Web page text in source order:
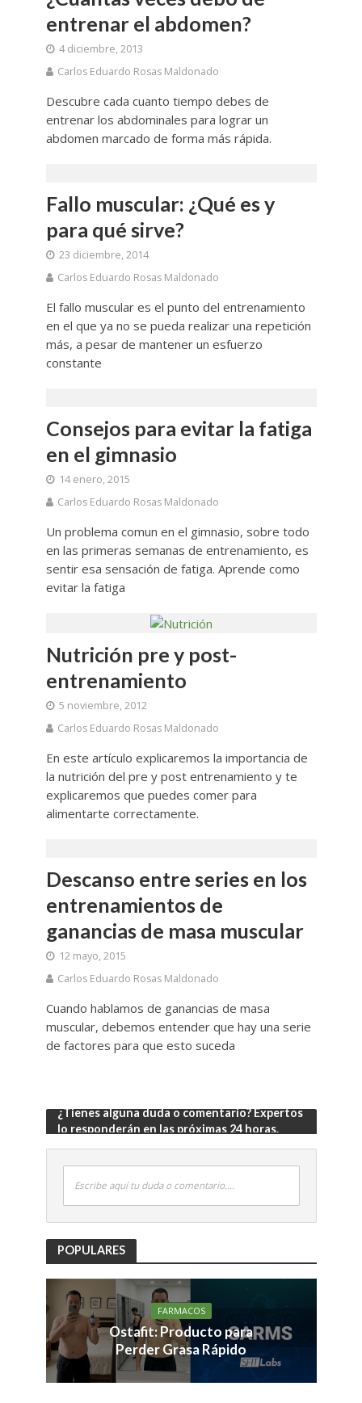
entrenar el abdomen?
4 diciembre, 2013
Carlos Eduardo Rosas Maldonado
Descubre cada cuanto tiempo debes de
entrenar los abdominales para lograr un
abdomen marcado de forma más rápida.
Fallo muscular: ¿Qué es y
para qué sirve?
23 diciembre, 2014
Carlos Eduardo Rosas Maldonado
El fallo muscular es el punto del entrenamiento
en el que ya no se pueda realizar una repetición
más, a pesar de mantener un esfuerzo
constante
Consejos para evitar la fatiga
en el gimnasio
14 enero, 2015
Carlos Eduardo Rosas Maldonado
Un problema comun en el gimnasio, sobre todo
en las primeras semanas de entrenamiento, es
sentir esa sensación de fatiga. Aprende como
evitar la fatiga
Nutrición pre y post-
entrenamiento
5 noviembre, 2012
Carlos Eduardo Rosas Maldonado
En este artículo explicaremos la importancia de
la nutrición del pre y post entrenamiento y te
explicaremos que puedes comer para
alimentarte correctamente.
Descanso entre series en los
entrenamientos de
ganancias de masa muscular
12 mayo, 2015
Carlos Eduardo Rosas Maldonado
Cuando hablamos de ganancias de masa
muscular, debemos entender que hay una serie
de factores para que esto suceda
¿Tienes alguna duda o comentario? Expertos
lo responderán en las próximas 24 horas.
Escribe aquí tu duda o comentario....
POPULARES
FARMACOS
Ostafit: Producto para
Perder Grasa Rápido